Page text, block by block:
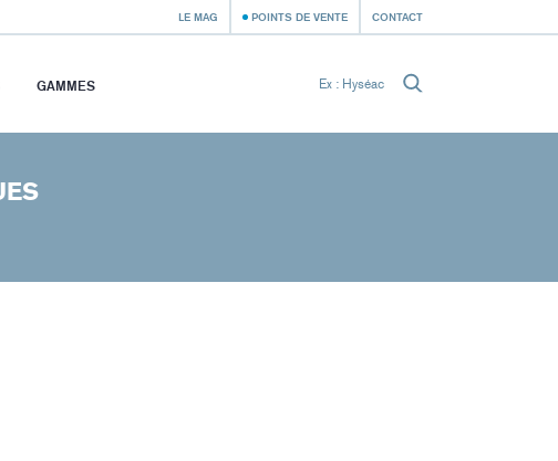
LE MAG POINTS DE VENTE CONTACT
GAMMES